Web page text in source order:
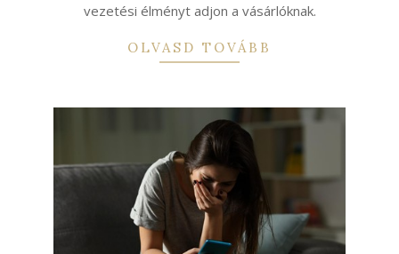
vezetési élményt adjon a vásárlóknak.
OLVASD TOVÁBB